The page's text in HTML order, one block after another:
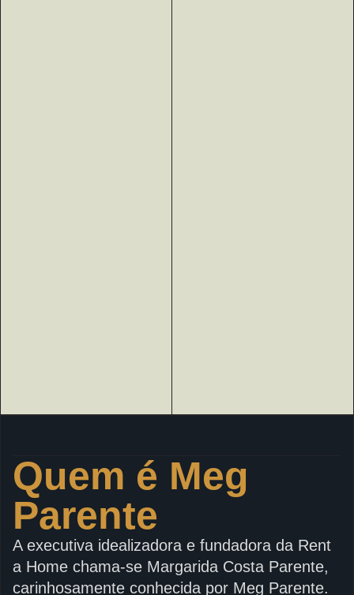
Quem é Meg
Parente
A executiva idealizadora e fundadora da Rent
a Home chama-se Margarida Costa Parente,
carinhosamente conhecida por Meg Parente.